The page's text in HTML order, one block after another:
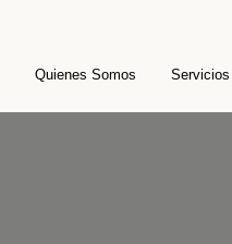
Quienes Somos Servicios